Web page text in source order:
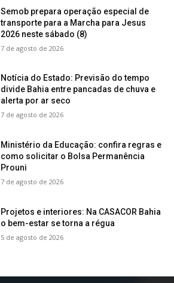
Semob prepara operação especial de
transporte para a Marcha para Jesus
2026 neste sábado (8)
7 de agosto de 2026
Notícia do Estado: Previsão do tempo
divide Bahia entre pancadas de chuva e
alerta por ar seco
7 de agosto de 2026
Ministério da Educação: confira regras e
como solicitar o Bolsa Permanência
Prouni
7 de agosto de 2026
Projetos e interiores: Na CASACOR Bahia
o bem-estar se torna a régua
5 de agosto de 2026